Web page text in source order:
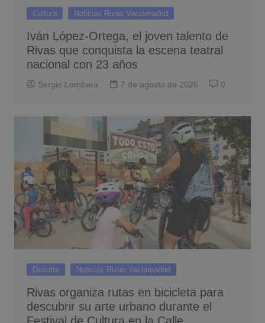
Cultura Noticias Rivas Vaciamadrid
Iván López-Ortega, el joven talento de
Rivas que conquista la escena teatral
nacional con 23 años
Sergio Lombera 7 de agosto de 2026 0
Deporte Noticias Rivas Vaciamadrid
Rivas organiza rutas en bicicleta para
descubrir su arte urbano durante el